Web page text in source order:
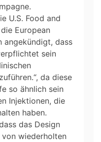
U.S. Food and
European
angekündigt, dass
sein
da diese
so ähnlich sein
Injektionen, die
haben.
das Design
wiederholten